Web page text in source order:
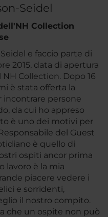
Seidel
Collection
e faccio parte di
2015, data di apertura
Collection. Dopo 16
è stata offerta la
persone
da cui ho appreso
è uno dei motivi per
del Guest
è quello di
ospiti ancor prima
lavoro è la mia
piacere vedere i
e sorridenti,
il nostro compito.
che un ospite non può